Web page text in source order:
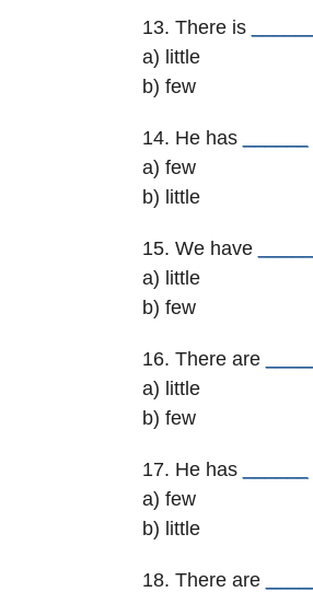
13. There is
a) little
b) few
14. He has
a) few
b) little
15. We have
a) little
b) few
16. There are
a) little
b) few
17. He has
a) few
b) little
18. There are